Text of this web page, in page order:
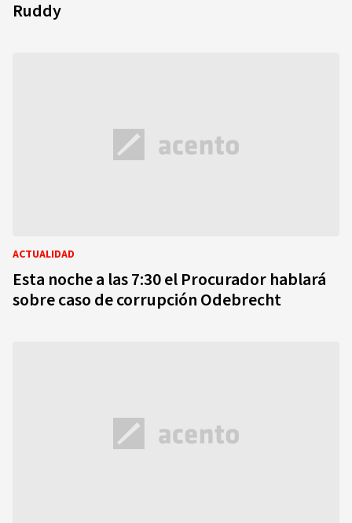
Ruddy
ACTUALIDAD
Esta noche a las 7:30 el Procurador hablará
sobre caso de corrupción Odebrecht